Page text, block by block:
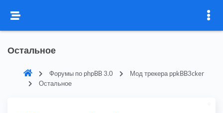
Остальное
Форумы по phpBB 3.0
Мод трекера ppkBB3cker
Остальное